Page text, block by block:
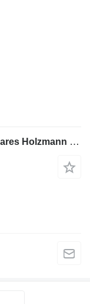
Retificadora de lâminas retas e angulares Holzmann HMS1000_400V